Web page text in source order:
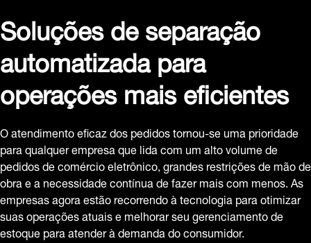
Soluções de separação
automatizada para
operações mais eficientes
O atendimento eficaz dos pedidos tornou-se uma prioridade
para qualquer empresa que lida com um alto volume de
pedidos de comércio eletrônico, grandes restrições de mão de
obra e a necessidade contínua de fazer mais com menos. As
empresas agora estão recorrendo à tecnologia para otimizar
suas operações atuais e melhorar seu gerenciamento de
estoque para atender à demanda do consumidor.